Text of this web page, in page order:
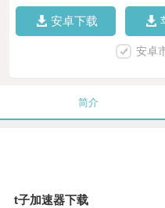
安卓下载
安卓
简介
t子加速器下载